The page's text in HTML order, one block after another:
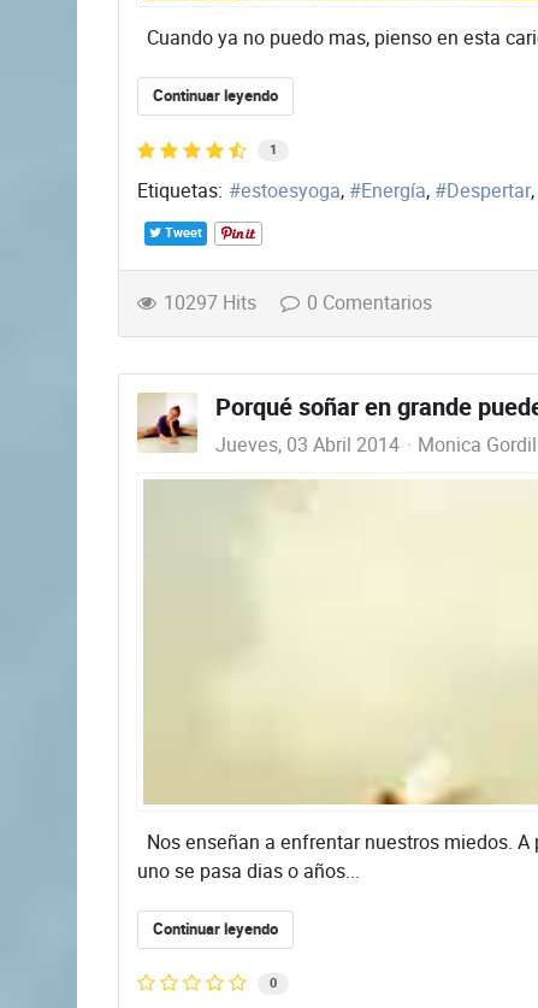
Cuando ya no puedo mas, pienso en esta
Continuar leyendo
1
Etiquetas: estoesyoga Energía Despertar
Tweet
10297 Hits 0 Comentarios
Porqué soñar en grande
Jueves, 03 Abril 2014 Monica
Nos enseñan a enfrentar nuestros miedos.
uno se pasa dias o años...
Continuar leyendo
0